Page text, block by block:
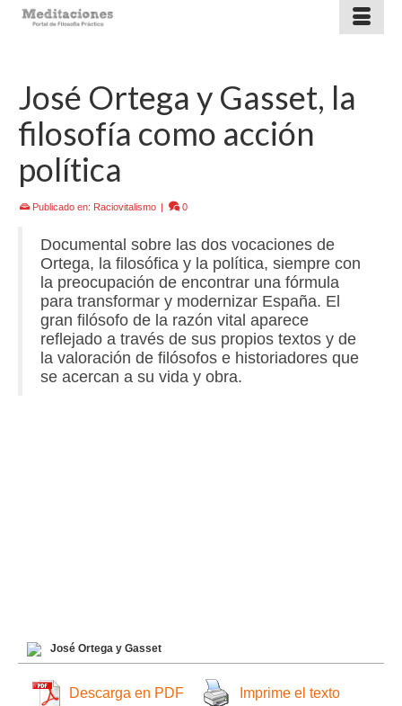
José Ortega y Gasset, la
filosofía como acción
política
Publicado en: Raciovitalismo | 0
Documental sobre las dos vocaciones de
Ortega, la filosófica y la política, siempre con
la preocupación de encontrar una fórmula
para transformar y modernizar España. El
gran filósofo de la razón vital aparece
reflejado a través de sus propios textos y de
la valoración de filósofos e historiadores que
se acercan a su vida y obra.
José Ortega y Gasset
Descarga en PDF Imprime el texto